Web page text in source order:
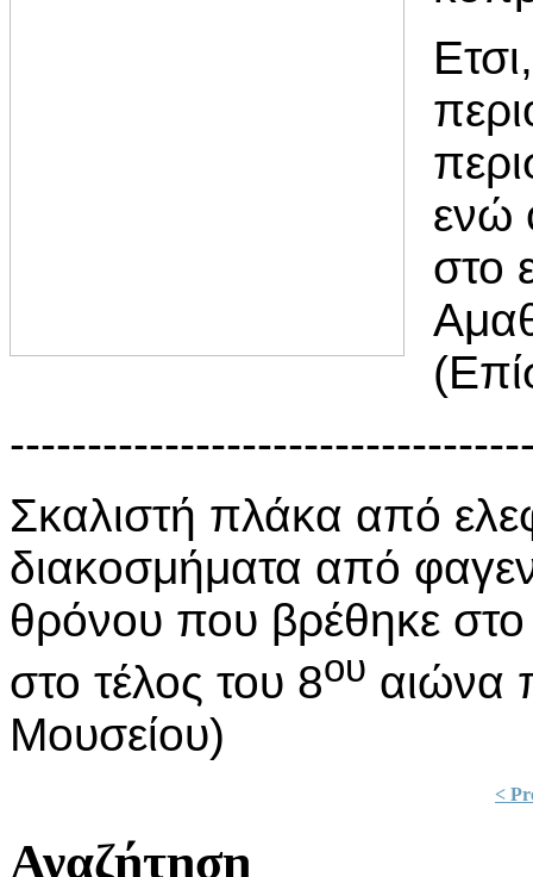
ενώ
στο
Σκαλιστή πλάκα από
διακοσμήματα από
θρόνου που βρέθηκε στο
στο τέλος του 8ου αιώνα
Μουσείου)
<
Αναζήτηση